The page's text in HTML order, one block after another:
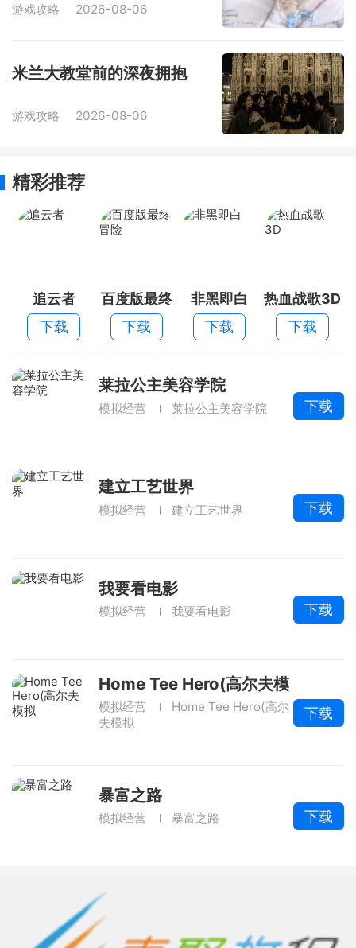
游戏攻略 2026-08-06
米兰大教堂前的深夜拥抱
游戏攻略 2026-08-06
精彩推荐
追云者
下载
百度版最终
冒险
下载
非黑即白
下载
热血战歌3D
下载
莱拉公主美容学院
模拟经营 莱拉公主美容学院 下载
建立工艺世界
模拟经营 建立工艺世界 下载
我要看电影
模拟经营 我要看电影 下载
Home Tee Hero(高尔夫模
拟
模拟经营
Home Tee Hero(高尔
夫模拟
下载
暴富之路
模拟经营 暴富之路 下载